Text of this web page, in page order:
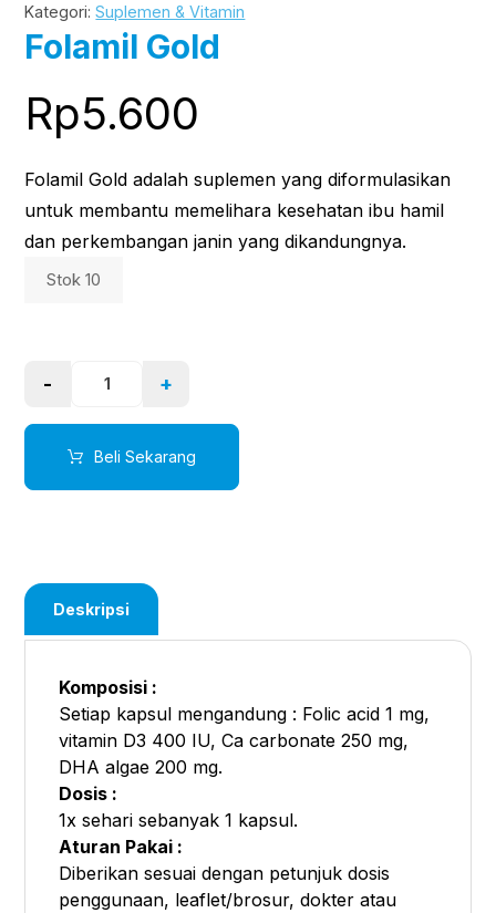
Kategori:Suplemen & Vitamin
Folamil Gold
Rp5.600
Folamil Gold adalah suplemen yang diformulasikan
untuk membantu memelihara kesehatan ibu hamil
dan perkembangan janin yang dikandungnya.
Stok 10
- +
Beli Sekarang
Deskripsi
Komposisi :
Setiap kapsul mengandung : Folic acid 1 mg,
vitamin D3 400 IU, Ca carbonate 250 mg,
DHA algae 200 mg.
Dosis :
1x sehari sebanyak 1 kapsul.
Aturan Pakai :
Diberikan sesuai dengan petunjuk dosis
penggunaan, leaflet/brosur, dokter atau